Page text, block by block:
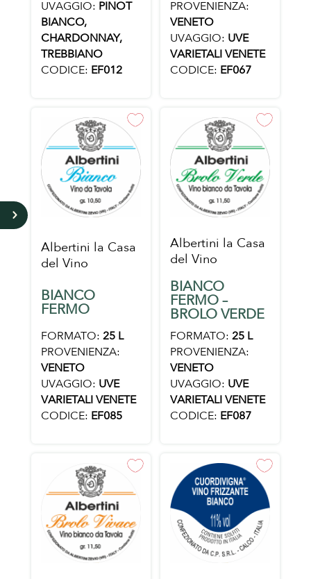
5
UVAGGIO: PINOT
BIANCO,
CHARDONNAY,
TREBBIANO
CODICE: EF012
PROVENIENZA:
VENETO
UVAGGIO: UVE
VARIETALI VENETE
CODICE: EF067
Albertini la Casa
del Vino
BIANCO
FERMO
FORMATO: 25 L
PROVENIENZA:
VENETO
UVAGGIO: UVE
VARIETALI VENETE
CODICE: EF085
Albertini la Casa
del Vino
BIANCO
FERMO –
BROLO VERDE
FORMATO: 25 L
PROVENIENZA:
VENETO
UVAGGIO: UVE
VARIETALI VENETE
CODICE: EF087